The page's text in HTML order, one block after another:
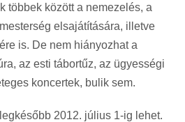
többek között a nemezelés, a
elsajátítására, illetve
is. De nem hiányozhat a
az esti tábortűz, az ügyességi
koncertek, bulik sem.
2012. július 1-ig lehet.